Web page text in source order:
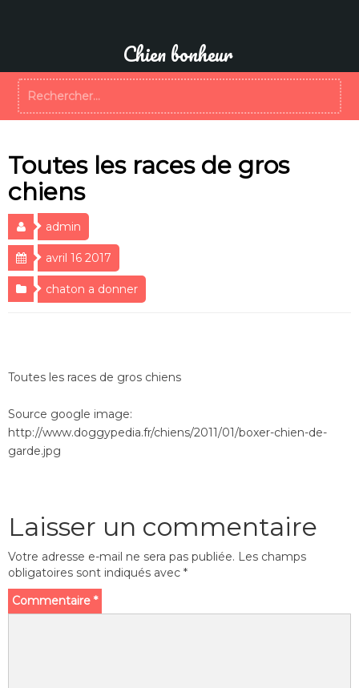
Chien bonheur
Toutes les races de gros
chiens
admin
avril 16 2017
chaton a donner
Toutes les races de gros chiens
Source google image:
http://www.doggypedia.fr/chiens/2011/01/boxer-chien-de-
garde.jpg
Laisser un commentaire
Votre adresse e-mail ne sera pas publiée. Les champs
obligatoires sont indiqués avec *
Commentaire *
Rechercher :